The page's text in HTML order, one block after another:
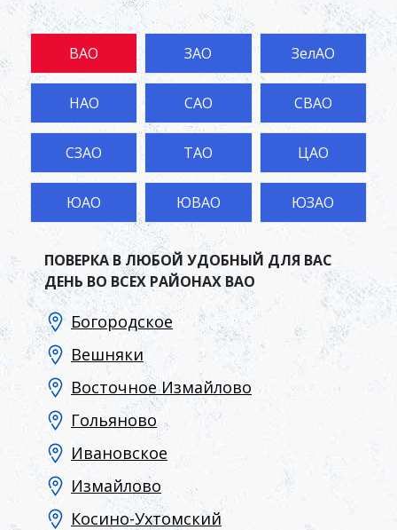
ВАО ЗАО ЗелАО
НАО САО СВАО
СЗАО ТАО ЦАО
ЮАО ЮВАО ЮЗАО
ПОВЕРКА В ЛЮБОЙ УДОБНЫЙ ДЛЯ ВАС
ДЕНЬ ВО ВСЕХ РАЙОНАХ ВАО
Богородское
Вешняки
Восточное Измайлово
Гольяново
Ивановское
Измайлово
Косино-Ухтомский